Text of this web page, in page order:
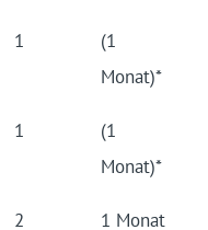
1
(1
Monat)*
1
(1
Monat)*
2 1 Monat